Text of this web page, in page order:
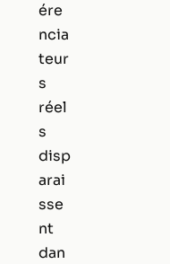
ére
ncia
teur
s
réel
s
disp
arai
sse
nt
dan